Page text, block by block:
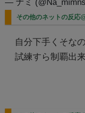
— ナミ
その他のネットの反応
自分下手くそな
試練すら制覇出